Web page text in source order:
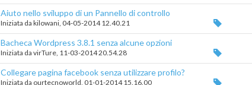
Aiuto nello sviluppo di un Pannello di controllo
Iniziata da kilowani ‎, 04-05-2014 12.40.21
Bacheca Wordpress 3.8.1 senza alcune opzioni
Iniziata da virTure ‎, 11-03-2014 20.54.28
Collegare pagina facebook senza utilizzare profilo?
Iniziata da ourtecnoworld ‎, 01-01-2014 15.16.00